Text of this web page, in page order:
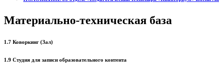
Материально-техническая база
1.7 Коворкинг (Зал)
1.9 Студия для записи образовательного контента